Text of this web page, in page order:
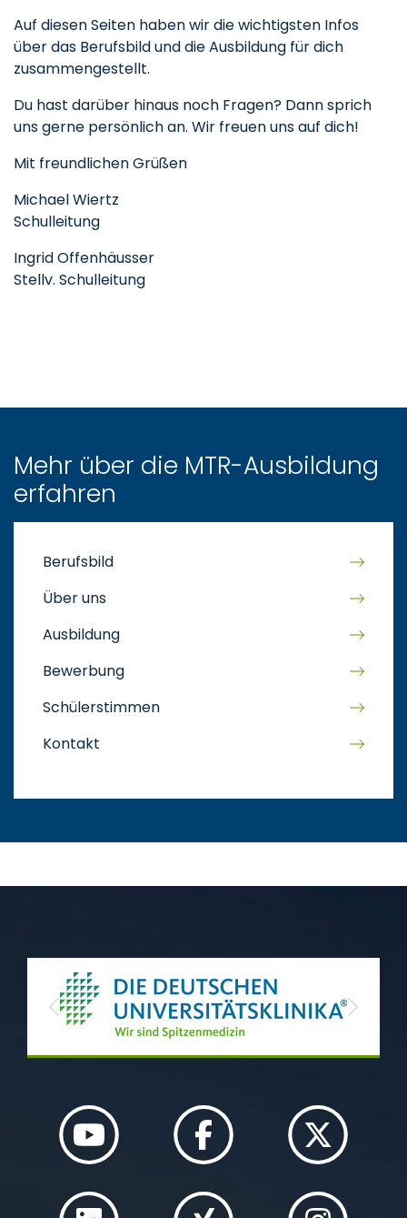
Auf diesen Seiten haben wir die wichtigsten Infos
über das Berufsbild und die Ausbildung für dich
zusammengestellt.
Du hast darüber hinaus noch Fragen? Dann sprich
uns gerne persönlich an. Wir freuen uns auf dich!
Mit freundlichen Grüßen
Michael Wiertz
Schulleitung
Ingrid Offenhäusser
Stellv. Schulleitung
Mehr über die MTR-Ausbildung
erfahren
Berufsbild
Über uns
Ausbildung
Bewerbung
Schülerstimmen
Kontakt
Previous Next